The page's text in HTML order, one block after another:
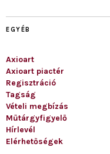
EGYÉB
Axioart
Axioart piactér
Regisztráció
Tagság
Vételi megbízás
Műtárgyfigyelő
Hírlevél
Elérhetőségek